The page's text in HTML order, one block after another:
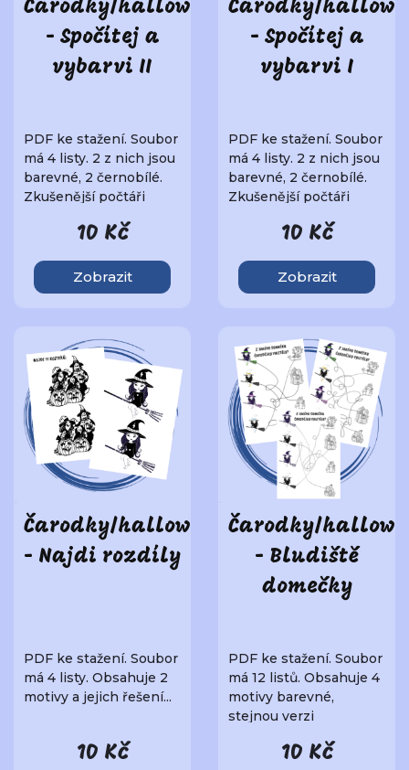
Čarodky/halloween
- Spočítej a
vybarvi II
PDF ke stažení. Soubor
má 4 listy. 2 z nich jsou
barevné, 2 černobílé.
Zkušenější počtáři
10 Kč
Zobrazit
Čarodky/
- Spočítej a
vybarvi I
PDF ke stažení. Soubor
má 4 listy. 2 z nich jsou
barevné, 2 černobílé.
Zkušenější počtáři
10 Kč
Zobrazit
Čarodky/halloween
- Najdi rozdíly
PDF ke stažení. Soubor
má 4 listy. Obsahuje 2
motivy a jejich řešení...
10 Kč
Čarodky/
- Bludiště
domečky
PDF ke stažení. Soubor
má 12 listů. Obsahuje 4
motivy barevné,
stejnou verzi
10 Kč